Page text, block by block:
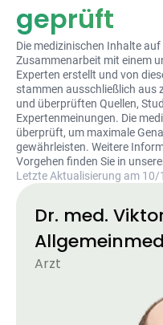
geprüft
Die medizinischen Inhalte
Zusammenarbeit mit einem
Experten erstellt und von
stammen ausschließlich aus
und überprüften Quellen,
Expertenmeinungen. Die
überprüft, um maximale
gewährleisten. Weitere
Vorgehen finden Sie in
Letzte Aktualisierung am
Dr. med.
Arzt